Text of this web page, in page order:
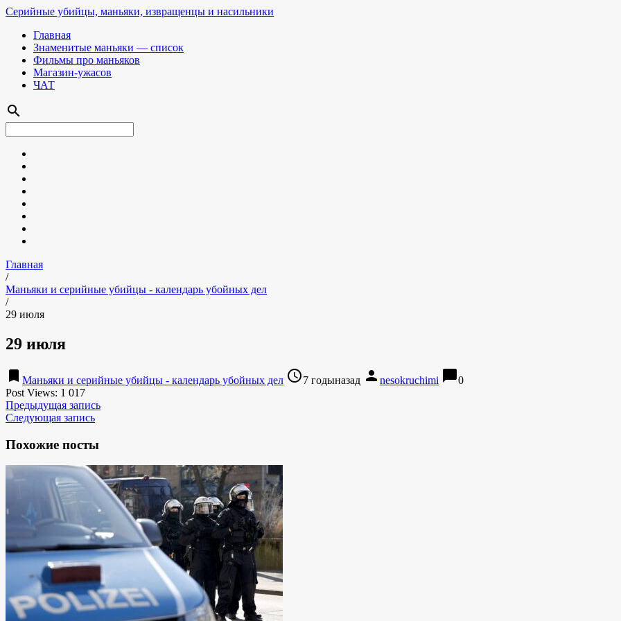
Серийные убийцы, маньяки, извращенцы и насильники
Главная
Знаменитые маньяки — список
Фильмы про маньяков
Магазин-ужасов
ЧАТ
search
Главная
/
Маньяки и серийные убийцы - календарь убойных дел
/
29 июля
29 июля
bookmark Маньяки и серийные убийцы - календарь убойных дел access_time7 годыназад person nesokruchimi chat_bubble0
Post Views: 1 017
Предыдущая запись
Следующая запись
Похожие посты